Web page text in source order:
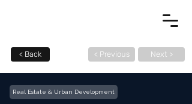
< Back < Previous Next >
Real Estate & Urban Development